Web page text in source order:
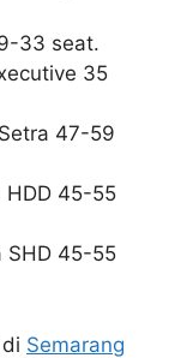
33 seat.
35
47-59
HDD 45-55
SHD 45-55
Semarang